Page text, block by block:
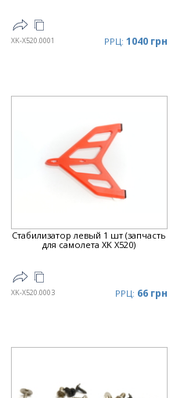
XK-X520.0001 РРЦ: 1040 грн
Стабилизатор левый 1 шт (запчасть
для самолета XK X520)
XK-X520.0003 РРЦ: 66 грн